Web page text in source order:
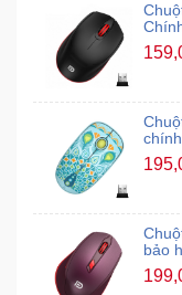
Voucher
bảo